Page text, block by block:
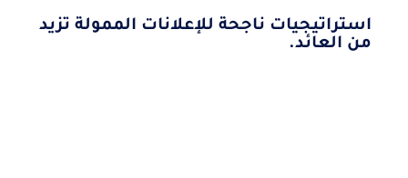
استراتيجيات ناجحة للإعلانات الممولة تزيد
من العائد.